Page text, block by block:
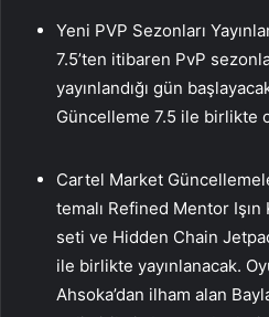
Yeni PVP Sezonları
7.5’ten itibaren PvP
yayınlandığı gün
Güncelleme 7.5 ile birlikte
Cartel Market
temalı Refined Mentor Işın
seti ve Hidden Chain
ile birlikte yayınlanacak.
Ahsoka’dan ilham alan